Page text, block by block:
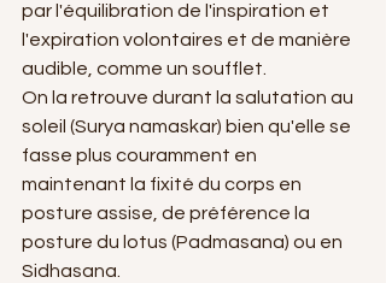
par l'équilibration de l'inspiration et
l'expiration volontaires et de manière
audible, comme un soufflet.
On la retrouve durant la salutation au
soleil (Surya namaskar) bien qu'elle se
fasse plus couramment en
maintenant la fixité du corps en
posture assise, de préférence la
posture du lotus (Padmasana) ou en
Sidhasana.